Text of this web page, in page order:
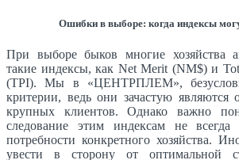
Ошибки в выборе: когда индексы
При выборе быков многие хозяйства
такие индексы, как Net Merit (NM$) и
(TPI). Мы в «ЦЕНТРПЛЕМ»,
критерии, ведь они зачастую являются
крупных клиентов. Однако важно
следование этим индексам не всегда
потребности конкретного хозяйства.
увести в сторону от оптимальной